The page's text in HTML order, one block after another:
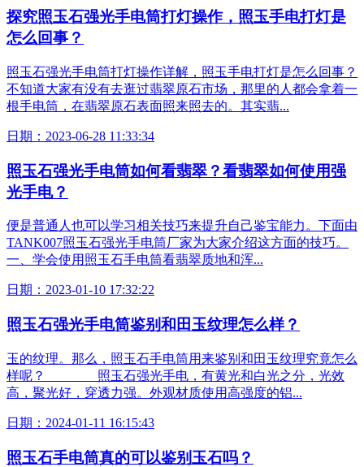
探究照玉石强光手电筒打灯操作，照玉手电打灯是
怎么回事？
照玉石强光手电筒打灯操作详解，照玉手电打灯是怎么回事？
不知道大家有没有去逛过翡翠原石市场，那里的人都会拿着一
根手电筒，在翡翠原石表面照来照去的。其实翡...
日期：2023-06-28 11:33:34
照玉石强光手电筒如何看翡翠？看翡翠如何使用强
光手电？
便是普通人也可以学习相关技巧来提升自己鉴宝能力。下面由
TANK007照玉石强光手电筒厂家为大家介绍这方面的技巧。
一、学会使用照玉石手电筒看翡翠质地和浑...
日期：2023-01-10 17:32:22
照玉石强光手电筒鉴别和田玉纹理怎么样？
玉的纹理。那么，照玉石手电筒用来鉴别和田玉纹理究竟怎么
样呢？ 照玉石强光手电 ，有黄光和白光之分，光效
高，聚光好，穿透力强。外观材质使用高强度的铝...
日期：2024-01-11 16:15:43
照玉石手电筒真的可以鉴别玉石吗？